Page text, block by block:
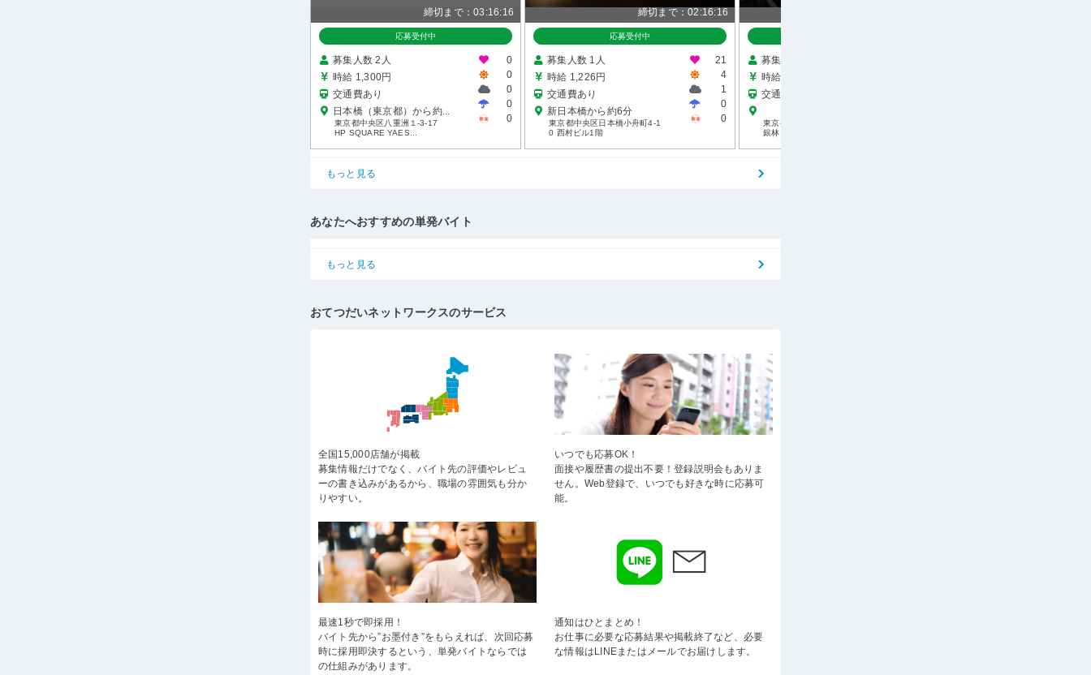
締切まで：03:16:15
応募受付中
募集人数 2人
時給 1,300円
交通費あり
日本橋（東京都）から約...
東京都中央区八重洲１-3-17
HP SQUARE YAES...
0
0
0
0
0
締切まで：02:16:15
応募受付中
募集人数 1人
時給 1,226円
交通費あり
新日本橋から約6分
東京都中央区日本橋小舟町4-1
0 西村ビル1階
21
4
1
0
0
募集人数 1人
時給 1,250円
交通費あり
東京都中央区銀座4-13-19
銀林ビル3F
もっと見る
あなたへおすすめの単発バイト
もっと見る
おてつだいネットワークスのサービス
全国15,000店舗が掲載
募集情報だけでなく、バイト先の評価やレビュ
ーの書き込みがあるから、職場の雰囲気も分か
りやすい。
いつでも応募OK！
面接や履歴書の提出不要！登録説明会もありま
せん。Web登録で、いつでも好きな時に応募可
能。
最速1秒で即採用！
バイト先から”お墨付き”をもらえれば、次回応募
時に採用即決するという、単発バイトならでは
の仕組みがあります。
通知はひとまとめ！
お仕事に必要な応募結果や掲載終了など、必要
な情報はLINEまたはメールでお届けします。